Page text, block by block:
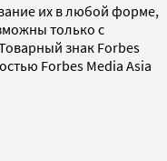
их в любой форме,
только с
знак Forbes
Forbes Media Asia